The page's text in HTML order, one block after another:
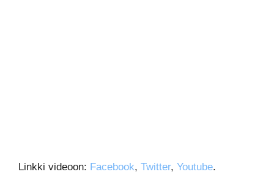
Linkki videoon: Facebook, Twitter, Youtube.